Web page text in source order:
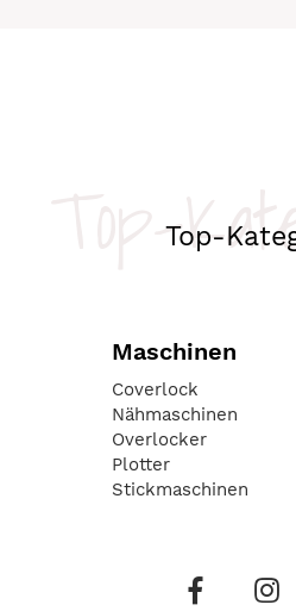
Top-
Top-
Maschinen
Coverlock
Nähmaschinen
Overlocker
Plotter
Stickmaschinen